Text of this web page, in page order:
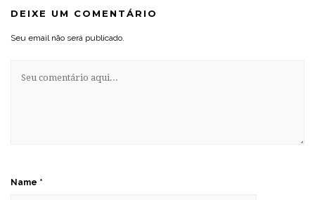
DEIXE UM COMENTÁRIO
Seu email não será publicado.
Name *